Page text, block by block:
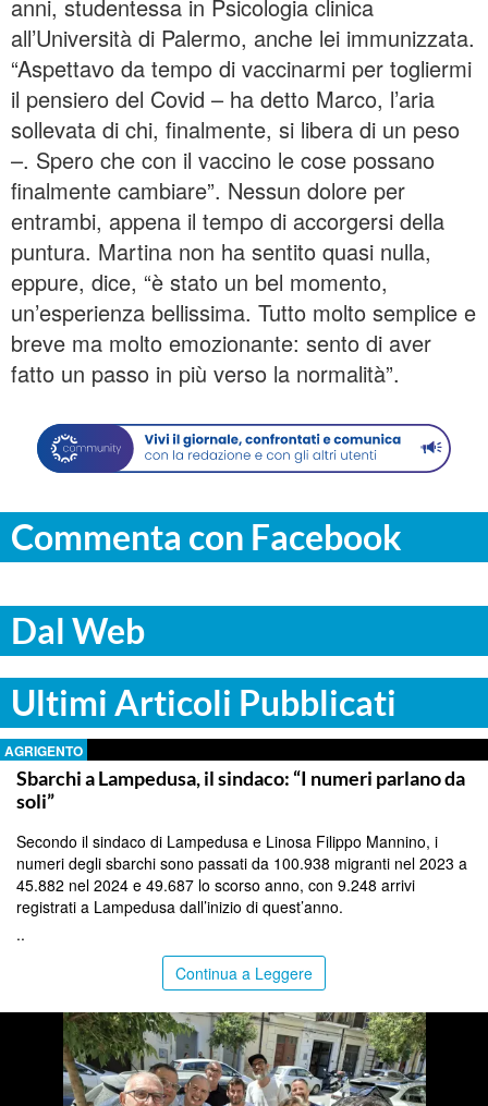
anni, studentessa in Psicologia clinica
all’Università di Palermo, anche lei immunizzata.
“Aspettavo da tempo di vaccinarmi per togliermi
il pensiero del Covid – ha detto Marco, l’aria
sollevata di chi, finalmente, si libera di un peso
–. Spero che con il vaccino le cose possano
finalmente cambiare”. Nessun dolore per
entrambi, appena il tempo di accorgersi della
puntura. Martina non ha sentito quasi nulla,
eppure, dice, “è stato un bel momento,
un’esperienza bellissima. Tutto molto semplice e
breve ma molto emozionante: sento di aver
fatto un passo in più verso la normalità”.
Commenta con Facebook
Dal Web
Ultimi Articoli Pubblicati
AGRIGENTO
Sbarchi a Lampedusa, il sindaco: “I numeri parlano da
soli”
Secondo il sindaco di Lampedusa e Linosa Filippo Mannino, i
numeri degli sbarchi sono passati da 100.938 migranti nel 2023 a
45.882 nel 2024 e 49.687 lo scorso anno, con 9.248 arrivi
registrati a Lampedusa dall’inizio di quest’anno.
..
Continua a Leggere